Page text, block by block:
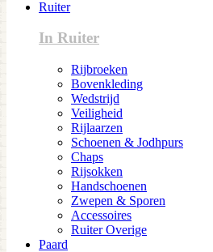
Ruiter
In Ruiter
Rijbroeken
Bovenkleding
Wedstrijd
Veiligheid
Rijlaarzen
Schoenen & Jodhpurs
Chaps
Rijsokken
Handschoenen
Zwepen & Sporen
Accessoires
Ruiter Overige
Paard